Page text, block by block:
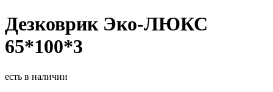
Дезковрик Эко-ЛЮКС
65*100*3
есть в наличии